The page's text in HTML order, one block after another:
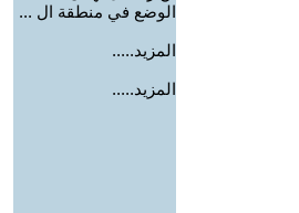
الوضع في منطقة ال ...
المزيد.....
المزيد.....